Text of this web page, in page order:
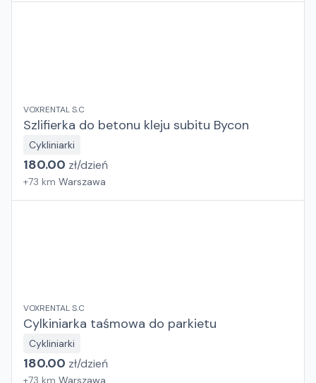
VOXRENTAL S.C
Szlifierka do betonu kleju subitu Bycon
Cykliniarki
180.00 zł/dzień
+73 km Warszawa
VOXRENTAL S.C
Cylkiniarka taśmowa do parkietu
Cykliniarki
180.00 zł/dzień
+73 km Warszawa